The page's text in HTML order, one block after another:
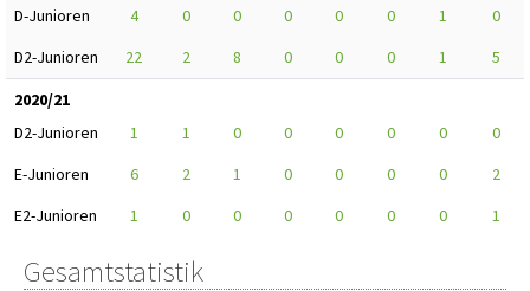
D-Junioren
4 0 0 0 0 0 1
0
D2-Junioren
22 2 8 0 0 0 1
5
2020/21
D2-Junioren
1 1 0 0 0 0 0
0
E-Junioren
6 2 1 0 0 0 0
2
E2-Junioren
1 0 0 0 0 0 0 1
Gesamtstatistik